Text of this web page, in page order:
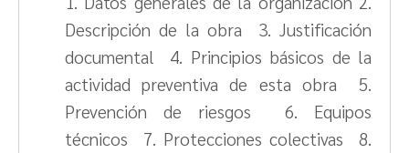
Descripción de la obra 3. Justificación
documental 4. Principios básicos de la
actividad preventiva de esta obra 5.
Prevención de riesgos 6. Equipos
técnicos 7. Protecciones colectivas 8.